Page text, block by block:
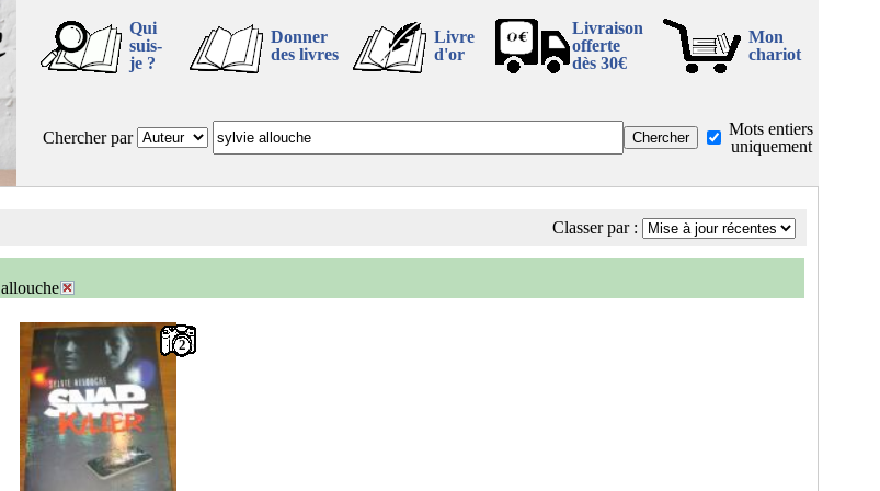
Qui
suis-
je ?
Donner
des livres
Livre
d'or
Livraison
offerte
dès 30€
Mon
chariot
Chercher par
Mots entiers
uniquement
Classer par :
allouche
2